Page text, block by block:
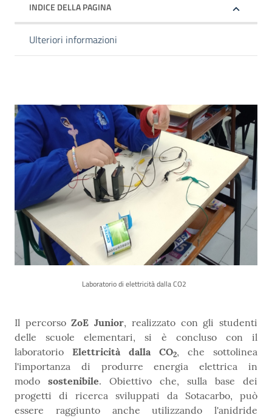
INDICE DELLA PAGINA
Ulteriori informazioni
Laboratorio di elettricità dalla CO2
Il percorsoZoE Junior, realizzato con gli studenti
delle scuole elementari, si è concluso con il
laboratorio Elettricità dalla CO2, che sottolinea
l'importanza di produrre energia elettrica in
modo sostenibile. Obiettivo che, sulla base dei
progetti di ricerca sviluppati da Sotacarbo, può
essere raggiunto anche utilizzando l'anidride